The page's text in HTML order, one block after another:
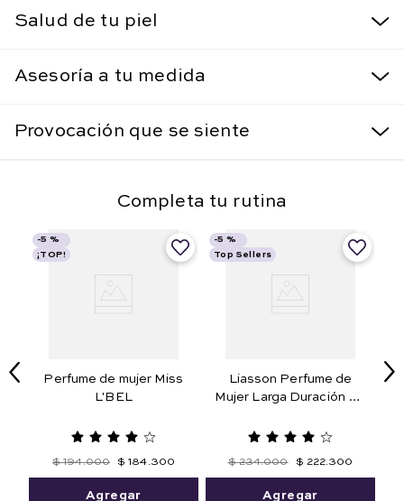
Salud de tu piel
Asesoría a tu medida
Provocación que se siente
Completa tu rutina
-5 %
¡TOP!
Perfume de mujer Miss
L'BEL
$ 194.000 $ 184.300
Agregar
-5 %
Top Sellers
Liasson Perfume de
Mujer Larga Duración 50
$ 234.000 $ 222.300
Agregar